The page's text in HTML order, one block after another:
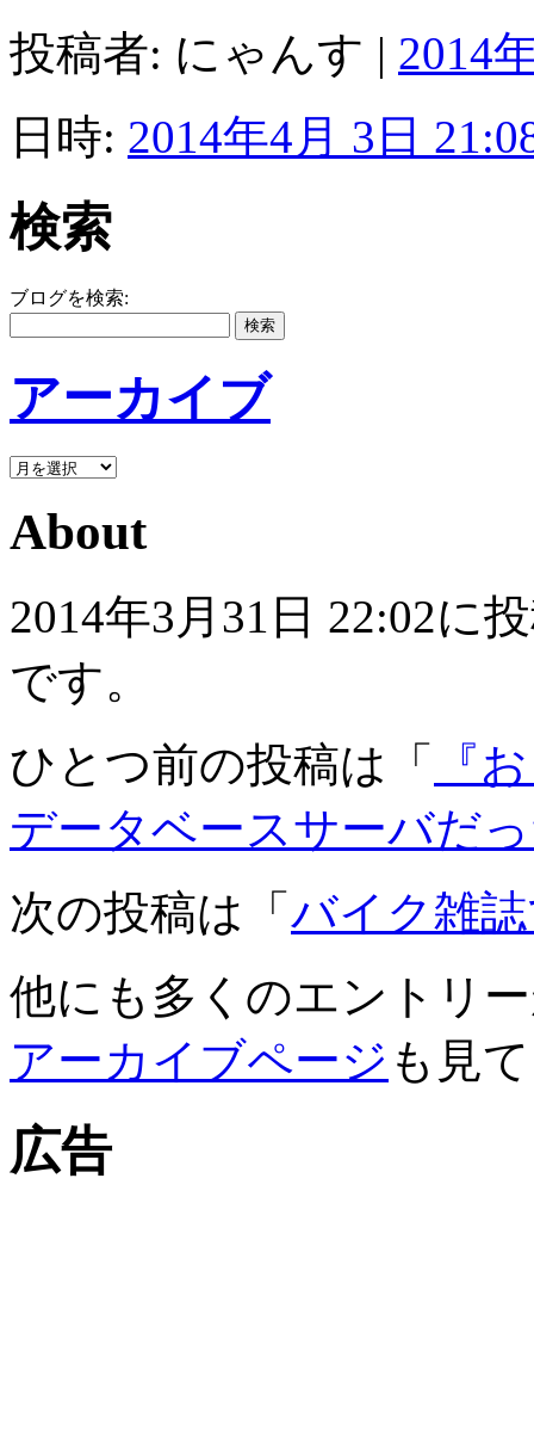
投稿者: にゃんす | 2014
日時: 2014年4月 3日
検索
ブログを検索:
アーカイブ
About
2014年3月31日 22:02に
です。
ひとつ前の投稿は「
『
データベースサーバだ
次の投稿は「 バイク雑
他にも多くのエントリ
アーカイブページ も見
広告